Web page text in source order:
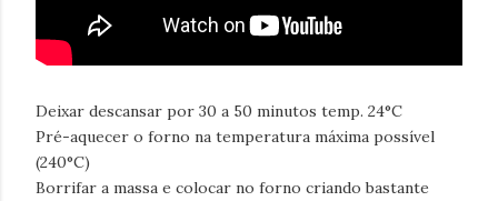
Deixar descansar por 30 a 50 minutos temp. 24°C
Pré-aquecer o forno na temperatura máxima possível
(240°C)
Borrifar a massa e colocar no forno criando bastante